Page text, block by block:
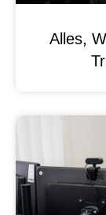
Alles,